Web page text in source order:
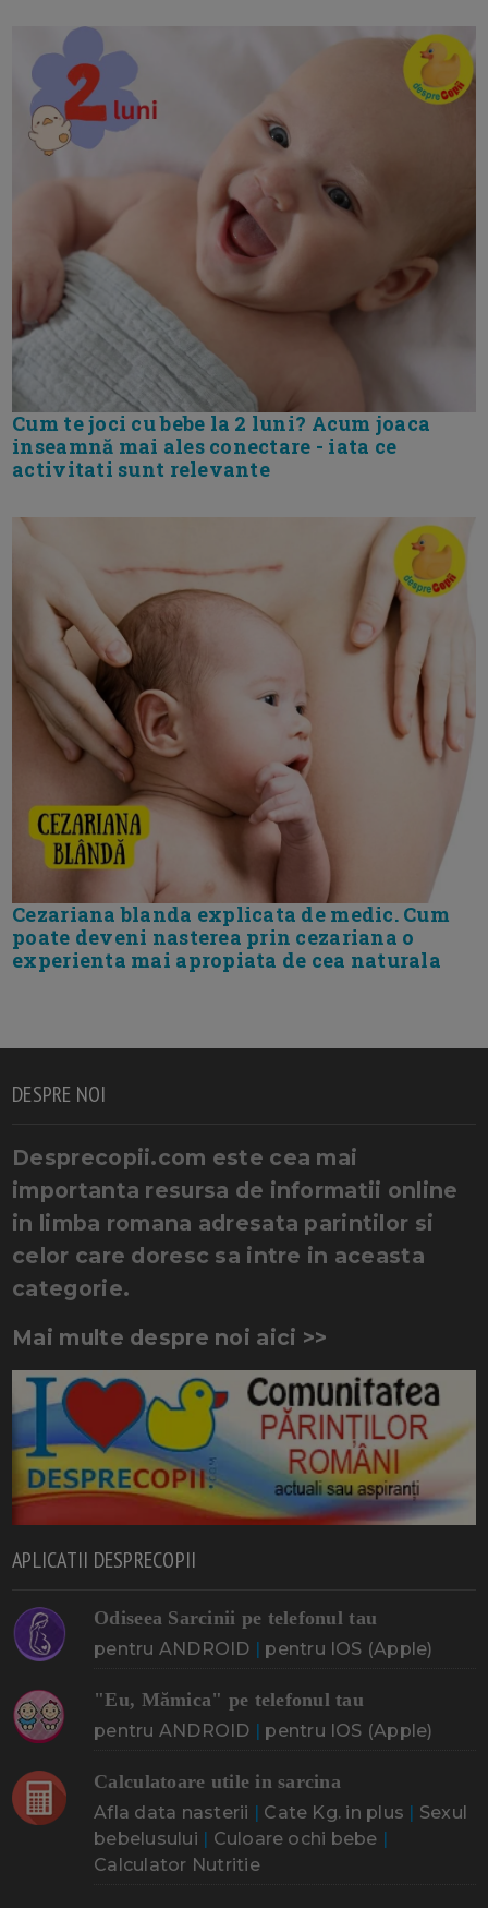
Cum te joci cu bebe la 2 luni? Acum joaca
inseamnă mai ales conectare - iata ce
activitati sunt relevante
Cezariana blanda explicata de medic. Cum
poate deveni nasterea prin cezariana o
experienta mai apropiata de cea naturala
DESPRE NOI
Desprecopii.com este cea mai
importanta resursa de informatii online
in limba romana adresata parintilor si
celor care doresc sa intre in aceasta
categorie.
Mai multe despre noi aici >>
APLICATII DESPRECOPII
Odiseea Sarcinii pe telefonul tau
pentru ANDROID | pentru IOS (Apple)
"Eu, Mămica" pe telefonul tau
pentru ANDROID | pentru IOS (Apple)
Calculatoare utile in sarcina
Afla data nasterii | Cate Kg. in plus | Sexul
bebelusului | Culoare ochi bebe |
Calculator Nutritie